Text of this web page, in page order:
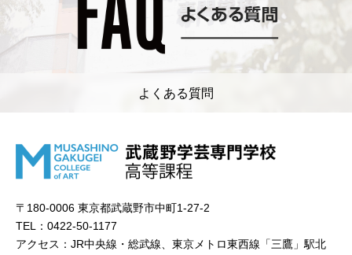
よくある質問
〒180-0006 東京都武蔵野市中町1-27-2
TEL：0422-50-1177
アクセス：JR中央線・総武線、東京メトロ東西線「三鷹」駅北